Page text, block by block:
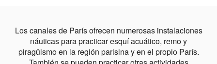
Los canales de París ofrecen numerosas instalaciones
náuticas para practicar esquí acuático, remo y
piragüismo en la región parisina y en el propio París.